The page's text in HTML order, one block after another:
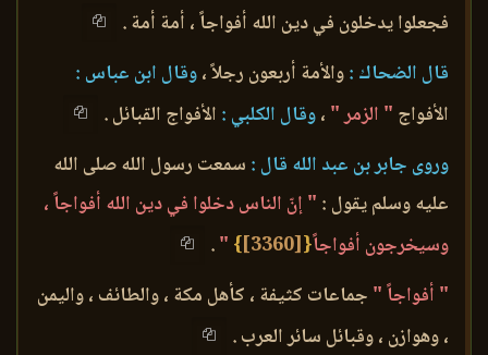
فجعلوا يدخلون في دين الله أفواجاً ، أمة أمة .
قال الضحاك :والأمة أربعون رجلاً ،وقال ابن عباس :
الأفواج " الزمر " ،وقال الكلبي : الأفواج القبائل .
وروى جابر بن عبد الله قال : سمعت رسول الله صلى الله
عليه وسلم يقول : " إنّ الناس دخلوا في دين الله أفواجاً ،
وسيخرجون أفواجاً{
[3360]
}
"
.
" أفواجاً " جماعات كثيفة ، كأهل مكة ، والطائف ، واليمن
، وهوازن ، وقبائل سائر العرب .